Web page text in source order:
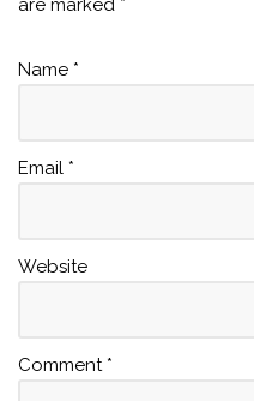
are marked *
Name *
Email *
Website
Comment *